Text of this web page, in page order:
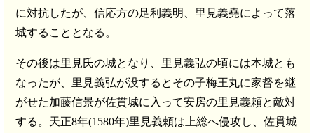
に対抗したが、信応方の足利義明、里見義堯によって落
城することとなる。
その後は里見氏の城となり、里見義弘の頃には本城とも
なったが、里見義弘が没するとその子梅王丸に家督を継
がせた加藤信景が佐貫城に入って安房の里見義頼と敵対
する。天正8年(1580年)里見義頼は上総へ侵攻し、佐貫城